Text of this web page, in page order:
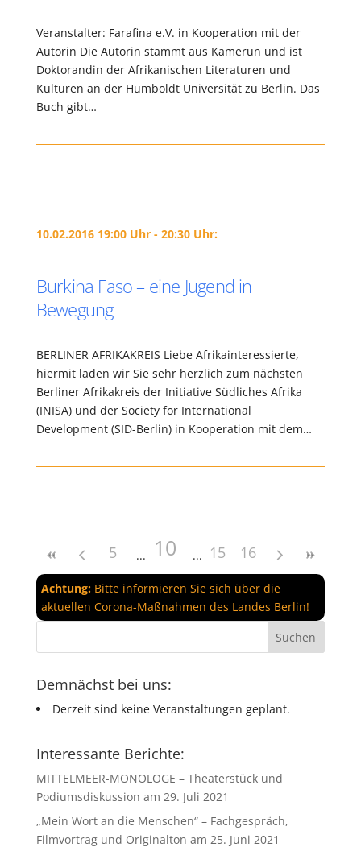
Veranstalter: Farafina e.V. in Kooperation mit der
Autorin Die Autorin stammt aus Kamerun und ist
Doktorandin der Afrikanischen Literaturen und
Kulturen an der Humboldt Universität zu Berlin. Das
Buch gibt…
10.02.2016 19:00 Uhr - 20:30 Uhr:
Burkina Faso – eine Jugend in
Bewegung
BERLINER AFRIKAKREIS Liebe Afrikainteressierte,
hiermit laden wir Sie sehr herzlich zum nächsten
Berliner Afrikakreis der Initiative Südliches Afrika
(INISA) und der Society for International
Development (SID-Berlin) in Kooperation mit dem…
5 10 15 16
Achtung:Bitte informieren Sie sich über die
aktuellen Corona-Maßnahmen des Landes Berlin!
Demnächst bei uns:
Derzeit sind keine Veranstaltungen geplant.
Interessante Berichte:
MITTELMEER-MONOLOGE – Theaterstück und
Podiumsdiskussion am 29. Juli 2021
„Mein Wort an die Menschen“ – Fachgespräch,
Filmvortrag und Originalton am 25. Juni 2021